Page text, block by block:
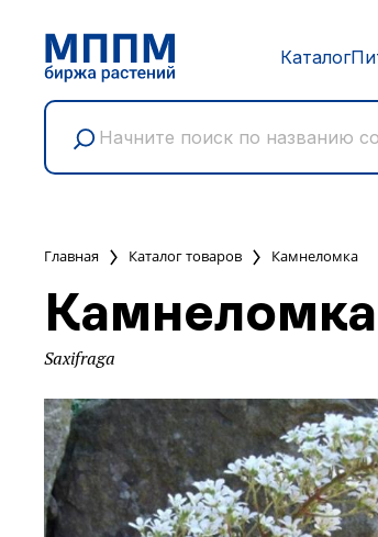
Каталог
Главная Каталог товаров Камнеломка
Камнеломка
Saxifraga